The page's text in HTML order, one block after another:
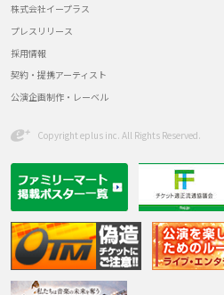
株式会社イープラス
プレスリリース
採用情報
契約・提携アーティスト
公演企画制作・レーベル
Copyright eplus inc. All Rights Reserved.